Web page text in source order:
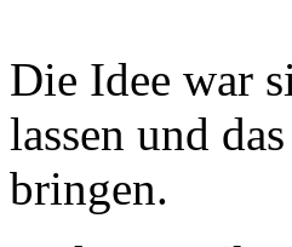
Die Idee war
lassen und
bringen.